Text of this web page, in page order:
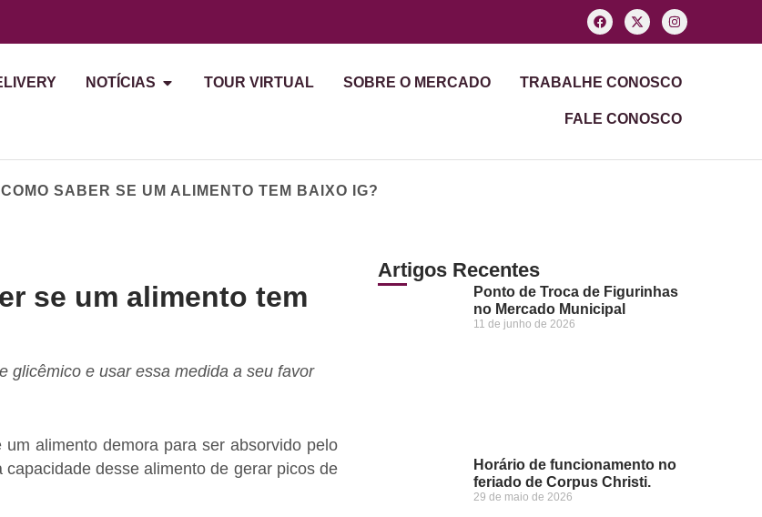
NOTÍCIAS TOUR VIRTUAL SOBRE O MERCADO TRABALHE CONOSCO
FALE CONOSCO
SABER SE UM ALIMENTO TEM BAIXO IG?
se um alimento tem
glicêmico e usar essa medida a seu favor
alimento demora para ser absorvido pelo
desse alimento de gerar picos de
Artigos Recentes
Ponto de Troca de Figurinhas
no Mercado Municipal
11 de junho de 2026
Horário de funcionamento no
feriado de Corpus Christi.
29 de maio de 2026